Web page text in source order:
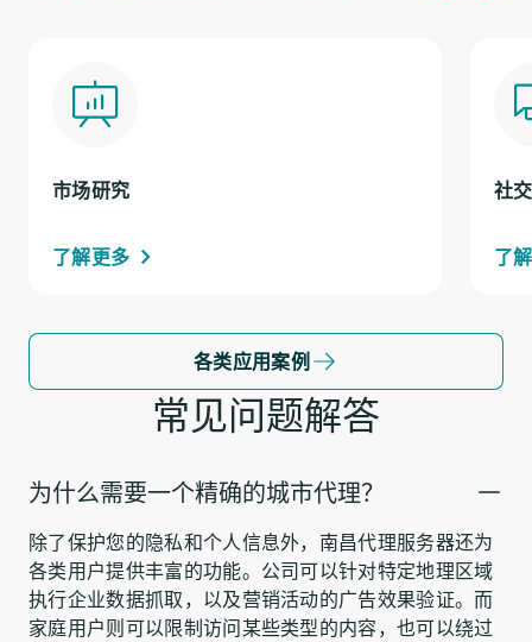
市场研究
了解更多
社
了
各类应用案例
常见问题解答
为什么需要一个精确的城市代理？
除了保护您的隐私和个人信息外，南昌代理服务器还为
各类用户提供丰富的功能。公司可以针对特定地理区域
执行企业数据抓取，以及营销活动的广告效果验证。而
家庭用户则可以限制访问某些类型的内容，也可以绕过